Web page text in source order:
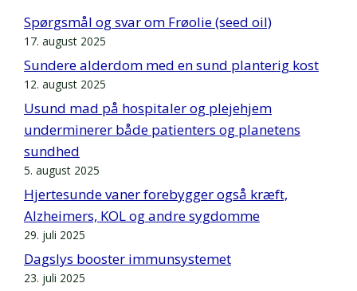
Spørgsmål og svar om Frøolie (seed oil)
17. august 2025
Sundere alderdom med en sund planterig kost
12. august 2025
Usund mad på hospitaler og plejehjem
underminerer både patienters og planetens
sundhed
5. august 2025
Hjertesunde vaner forebygger også kræft,
Alzheimers, KOL og andre sygdomme
29. juli 2025
Dagslys booster immunsystemet
23. juli 2025